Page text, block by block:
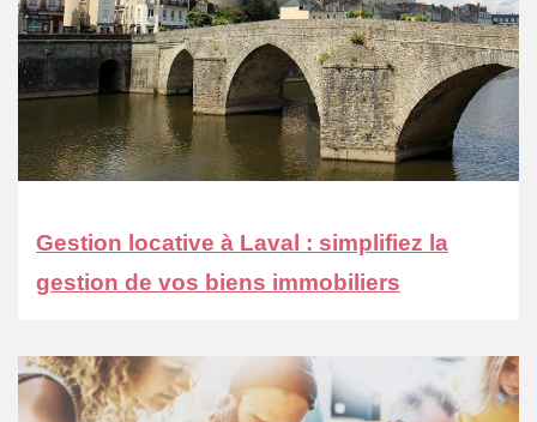
Gestion locative à Laval : simplifiez la
gestion de vos biens immobiliers